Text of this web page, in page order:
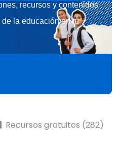
recursos y contenidos
la educación en tu
Recursos gratuitos (282)